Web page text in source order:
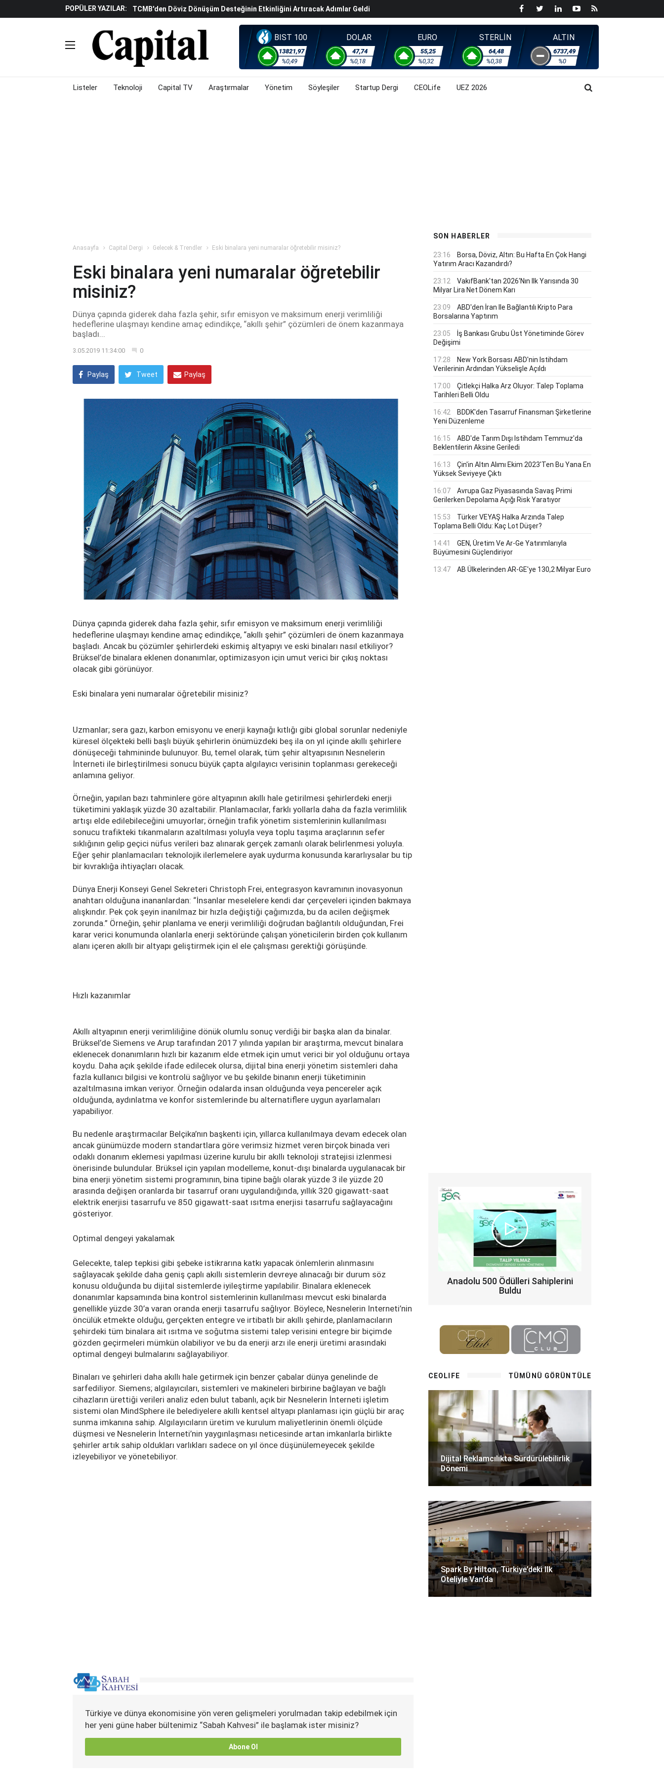
POPÜLER YAZILAR:
TCMB'den Döviz Dönüşüm Desteğinin Etkinliğini Artıracak Adımlar Geldi
Katılım Bankaları Yılın Ilk Yarısında 119,5 Milyar Liralık Sukuk Ihraç Etti
Küresel Piyasalarda Gelecek Hafta Gözler ABD'de Açıklanacak Tarım Dışı Istihdam
Verisine Çevrildi
Altınay Savunma Grubu C-Level Üst Yönetim Yapılanmasına Geçti
Çalışma Alanları Konser Sahnesine Dönüşüyor
BIST 100
13821,97
%0,49
DOLAR
47,74
%0,18
EURO
55,25
%0,32
STERLİN
64,48
%0,38
ALTIN
6737,49
%0
Listeler Teknoloji Capital TV Araştırmalar Yönetim Söyleşiler Startup Dergi CEOLife UEZ 2026
Anasayfa Capital Dergi Gelecek & Trendler Eski binalara yeni numaralar öğretebilir misiniz?
Eski binalara yeni numaralar öğretebilir
misiniz?
Dünya çapında giderek daha fazla şehir, sıfır emisyon ve maksimum enerji verimliliği
hedeflerine ulaşmayı kendine amaç edindikçe, “akıllı şehir” çözümleri de önem kazanmaya
başladı...
3.05.2019 11:34:00 0
Paylaş Tweet Paylaş
Dünya çapında giderek daha fazla şehir, sıfır emisyon ve maksimum enerji verimliliği
hedeflerine ulaşmayı kendine amaç edindikçe, “akıllı şehir” çözümleri de önem kazanmaya
başladı. Ancak bu çözümler şehirlerdeki eskimiş altyapıyı ve eski binaları nasıl etkiliyor?
Brüksel’de binalara eklenen donanımlar, optimizasyon için umut verici bir çıkış noktası
olacak gibi görünüyor.
Eski binalara yeni numaralar öğretebilir misiniz?
Uzmanlar; sera gazı, karbon emisyonu ve enerji kaynağı kıtlığı gibi global sorunlar nedeniyle
küresel ölçekteki belli başlı büyük şehirlerin önümüzdeki beş ila on yıl içinde akıllı şehirlere
dönüşeceği tahmininde bulunuyor. Bu, temel olarak, tüm şehir altyapısının Nesnelerin
İnterneti ile birleştirilmesi sonucu büyük çapta algılayıcı verisinin toplanması gerekeceği
anlamına geliyor.
Örneğin, yapılan bazı tahminlere göre altyapının akıllı hale getirilmesi şehirlerdeki enerji
tüketimini yaklaşık yüzde 30 azaltabilir. Planlamacılar, farklı yollarla daha da fazla verimlilik
artışı elde edilebileceğini umuyorlar; örneğin trafik yönetim sistemlerinin kullanılması
sonucu trafikteki tıkanmaların azaltılması yoluyla veya toplu taşıma araçlarının sefer
sıklığının gelip geçici nüfus verileri baz alınarak gerçek zamanlı olarak belirlenmesi yoluyla.
Eğer şehir planlamacıları teknolojik ilerlemelere ayak uydurma konusunda kararlıysalar bu tip
bir kıvraklığa ihtiyaçları olacak.
Dünya Enerji Konseyi Genel Sekreteri Christoph Frei, entegrasyon kavramının inovasyonun
anahtarı olduğuna inananlardan: “İnsanlar meselelere kendi dar çerçeveleri içinden bakmaya
alışkındır. Pek çok şeyin inanılmaz bir hızla değiştiği çağımızda, bu da acilen değişmek
zorunda.” Örneğin, şehir planlama ve enerji verimliliği doğrudan bağlantılı olduğundan, Frei
karar verici konumunda olanlarla enerji sektöründe çalışan yöneticilerin birden çok kullanım
alanı içeren akıllı bir altyapı geliştirmek için el ele çalışması gerektiği görüşünde.
Hızlı kazanımlar
Akıllı altyapının enerji verimliliğine dönük olumlu sonuç verdiği bir başka alan da binalar.
Brüksel’de Siemens ve Arup tarafından 2017 yılında yapılan bir araştırma, mevcut binalara
eklenecek donanımların hızlı bir kazanım elde etmek için umut verici bir yol olduğunu ortaya
koydu. Daha açık şekilde ifade edilecek olursa, dijital bina enerji yönetim sistemleri daha
fazla kullanıcı bilgisi ve kontrolü sağlıyor ve bu şekilde binanın enerji tüketiminin
azaltılmasına imkan veriyor. Örneğin odalarda insan olduğunda veya pencereler açık
olduğunda, aydınlatma ve konfor sistemlerinde bu alternatiflere uygun ayarlamaları
yapabiliyor.
Bu nedenle araştırmacılar Belçika’nın başkenti için, yıllarca kullanılmaya devam edecek olan
ancak günümüzde modern standartlara göre verimsiz hizmet veren birçok binada veri
odaklı donanım eklemesi yapılması üzerine kurulu bir akıllı teknoloji stratejisi izlenmesi
önerisinde bulundular. Brüksel için yapılan modelleme, konut-dışı binalarda uygulanacak bir
bina enerji yönetim sistemi programının, bina tipine bağlı olarak yüzde 3 ile yüzde 20
arasında değişen oranlarda bir tasarruf oranı uygulandığında, yıllık 320 gigawatt-saat
elektrik enerjisi tasarrufu ve 850 gigawatt-saat ısıtma enerjisi tasarrufu sağlayacağını
gösteriyor.
Optimal dengeyi yakalamak
Gelecekte, talep tepkisi gibi şebeke istikrarına katkı yapacak önlemlerin alınmasını
sağlayacak şekilde daha geniş çaplı akıllı sistemlerin devreye alınacağı bir durum söz
konusu olduğunda bu dijital sistemlerde iyileştirme yapılabilir. Binalara eklenecek
donanımlar kapsamında bina kontrol sistemlerinin kullanılması mevcut eski binalarda
genellikle yüzde 30’a varan oranda enerji tasarrufu sağlıyor. Böylece, Nesnelerin Interneti’nin
öncülük etmekte olduğu, gerçekten entegre ve irtibatlı bir akıllı şehirde, planlamacıların
şehirdeki tüm binalara ait ısıtma ve soğutma sistemi talep verisini entegre bir biçimde
gözden geçirmeleri mümkün olabiliyor ve bu da enerji arzı ile enerji üretimi arasındaki
optimal dengeyi bulmalarını sağlayabiliyor.
Binaları ve şehirleri daha akıllı hale getirmek için benzer çabalar dünya genelinde de
sarfediliyor. Siemens; algılayıcıları, sistemleri ve makineleri birbirine bağlayan ve bağlı
cihazların ürettiği verileri analiz eden bulut tabanlı, açık bir Nesnelerin İnterneti işletim
sistemi olan MindSphere ile belediyelere akıllı kentsel altyapı planlaması için güçlü bir araç
sunma imkanına sahip. Algılayıcıların üretim ve kurulum maliyetlerinin önemli ölçüde
düşmesi ve Nesnelerin İnterneti’nin yaygınlaşması neticesinde artan imkanlarla birlikte
şehirler artık sahip oldukları varlıkları sadece on yıl önce düşünülemeyecek şekilde
izleyebiliyor ve yönetebiliyor.
Türkiye ve dünya ekonomisine yön veren gelişmeleri yorulmadan takip edebilmek için
her yeni güne haber bültenimiz “Sabah Kahvesi” ile başlamak ister misiniz?
Abone Ol
SON HABERLER
23:16
Borsa, Döviz, Altın: Bu Hafta En Çok Hangi
Yatırım Aracı Kazandırdı?
23:12
VakıfBank'tan 2026'nın Ilk Yarısında 30
Milyar Lira Net Dönem Karı
23:09
ABD'den İran Ile Bağlantılı Kripto Para
Borsalarına Yaptırım
23:05
İş Bankası Grubu Üst Yönetiminde Görev
Değişimi
17:28
New York Borsası ABD'nin Istihdam
Verilerinin Ardından Yükselişle Açıldı
17:00
Çitlekçi Halka Arz Oluyor: Talep Toplama
Tarihleri Belli Oldu
16:42
BDDK'den Tasarruf Finansman Şirketlerine
Yeni Düzenleme
16:15
ABD'de Tarım Dışı Istihdam Temmuz'da
Beklentilerin Aksine Geriledi
16:13
Çin'in Altın Alımı Ekim 2023'ten Bu Yana En
Yüksek Seviyeye Çıktı
16:07
Avrupa Gaz Piyasasında Savaş Primi
Gerilerken Depolama Açığı Risk Yaratıyor
15:53
Türker VEYAŞ Halka Arzında Talep
Toplama Belli Oldu: Kaç Lot Düşer?
14:41
GEN, Üretim Ve Ar-Ge Yatırımlarıyla
Büyümesini Güçlendiriyor
13:47 AB Ülkelerinden AR-GE'ye 130,2 Milyar Euro
Anadolu 500 Ödülleri Sahiplerini
Buldu
CEOLIFE TÜMÜNÜ GÖRÜNTÜLE
Dijital Reklamcılıkta Sürdürülebilirlik
Dönemi
Spark By Hilton, Türkiye’deki Ilk
Oteliyle Van’da